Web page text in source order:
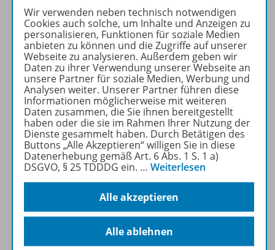
Sie haben Fragen?
Unsere Schulberatung und Kundenbetreuung
stehen Ihnen gerne zur Verfügung:
→ Jetzt beraten lassen!
→ Zur Kundenbetreuung
→ Hilfe/FAQ
Wir verwenden neben technisch notwendigen
Cookies auch solche, um Inhalte und Anzeigen zu
personalisieren, Funktionen für soziale Medien
anbieten zu können und die Zugriffe auf unserer
Webseite zu analysieren. Außerdem geben wir
Daten zu ihrer Verwendung unserer Webseite an
unsere Partner für soziale Medien, Werbung und
Analysen weiter. Unserer Partner führen diese
Informationen möglicherweise mit weiteren
Daten zusammen, die Sie ihnen bereitgestellt
haben oder die sie im Rahmen Ihrer Nutzung der
Dienste gesammelt haben. Durch Betätigen des
Buttons „Alle Akzeptieren“ willigen Sie in diese
Datenerhebung gemäß Art. 6 Abs. 1 S. 1 a)
DSGVO, § 25 TDDDG ein. … Weiterlesen
Alle akzeptieren
Alle ablehnen